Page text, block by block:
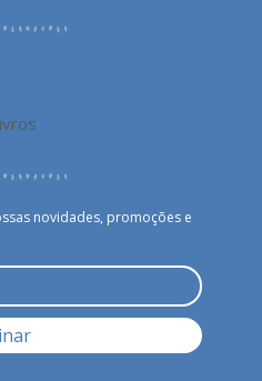
novidades, promoções e